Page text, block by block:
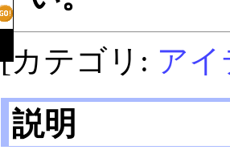
[カテゴリ: ア
説明